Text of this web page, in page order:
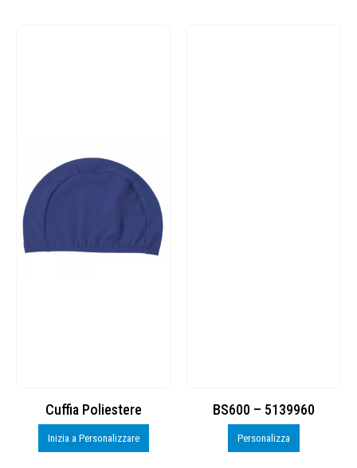
Cuffia Poliestere
Inizia a Personalizzare
BS600 – 5139960
Personalizza